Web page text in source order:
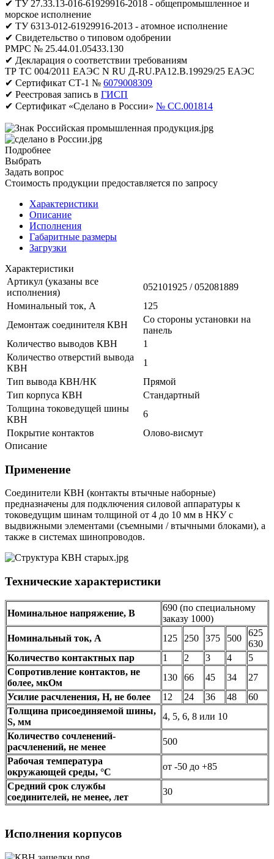
✔ ТУ 27.33.13-016-61929916-2018 - общепромышленное и
морское исполнение
✔ ТУ 6313-012-61929916-2013 - атомное исполнение
✔ Свидетельство о типовом одобрении
РМРС № 25.44.01.05433.130
✔ Декларация о соответствии требованиям
ТР ТС 004/2011 ЕАЭС N RU Д-RU.PA12.B.19929/25 ЕАЭС
✔ Сертификат СТ-1 № 6079008309
✔ Реестровая запись в ГИСП
✔ Сертификат «Сделано в России» № CC.001814
Подробнее
Выбрать
Задать вопрос
Стоимость продукции предоставляется по запросу
Характеристики
Описание
Исполнения
Габаритные размеры
Загрузки
Характеристики
Артикул (указаны все
исполнения)
052101925 / 052081889
Номинальный ток, А
125
Демонтаж соединителя КВН
Со стороны установки на
панель
Количество выводов КВН
1
Количество отверстий вывода
КВН
1
Тип вывода КВН/НК
Прямой
Тип корпуса КВН
Стандартный
Толщина токоведущей шины
КВН
6
Покрытие контактов
Олово-висмут
Описание
Применение
Соединители КВН (контакты втычные наборные)
предназначены для подключения силовой аппаратуры к
токоведущим шинам толщиной от 4 до 10 мм в НКУ с
выдвижными элементами (съемными / втычными блоками), а
также в системах шинопроводов.
Технические характеристики
Номинальное напряжение, В
690 (по специальному
заказу 1000)
Номинальный ток, А
125 250 375 500
625
630
Количество контактных пар
1 2 3 4
5
Сопротивление контактов, не
более, мкОм
130 66 45 34
27
Усилие расчленения, Н, не более
12 24 36 48
60
Толщина присоединяемой шины,
S, мм
4, 5, 6, 8 или 10
Количество сочленений-
расчленений, не менее
500
Рабочая температура
окружающей среды, °C
от -50 до +85
Средний срок службы
соединителей, не менее, лет
30
Исполнения корпусов